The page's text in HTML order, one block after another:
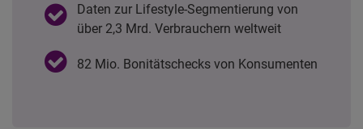
Daten zur Lifestyle-Segmentierung von
über 2,3 Mrd. Verbrauchern weltweit
82 Mio. Bonitätschecks von Konsumenten